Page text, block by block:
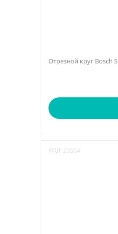
Отрезной круг Bosch
КОД: 23504